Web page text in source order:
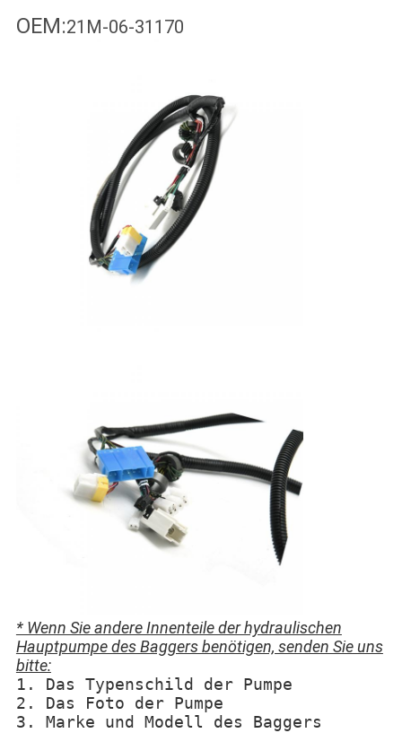
OEM:21M-06-31170
* Wenn Sie andere Innenteile der hydraulischen
Hauptpumpe des Baggers benötigen, senden Sie uns
bitte:
1. Das Typenschild der Pumpe
2. Das Foto der Pumpe
3. Marke und Modell des Baggers